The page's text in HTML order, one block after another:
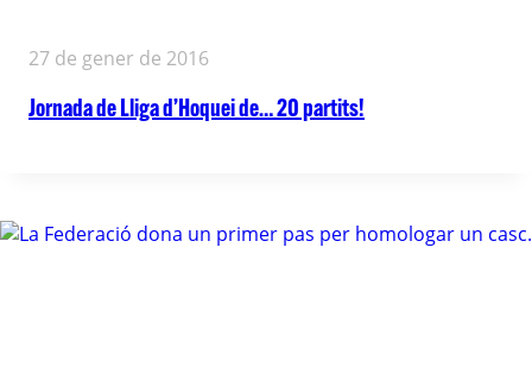
27 de gener de 2016
Jornada de Lliga d’Hoquei de… 20 partits!